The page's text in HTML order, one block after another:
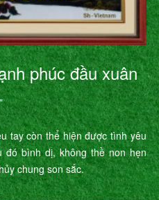
phúc đầu xuân
tay còn thể hiện được tình yêu
bình dị, không thề non hẹn
chung son sắc.